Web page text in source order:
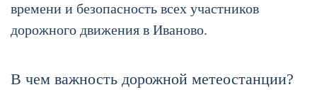
времени и безопасность всех участников
дорожного движения в Иваново.
В чем важность дорожной метеостанции?